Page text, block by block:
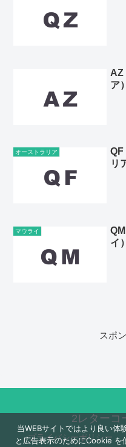
AZ
ア
オーストラリア
QF
リ
マウライ
イ
スポ
2レターコ
プライバシーポリシー
当WEBサイトではより良い体
と広告表示のためにCookie